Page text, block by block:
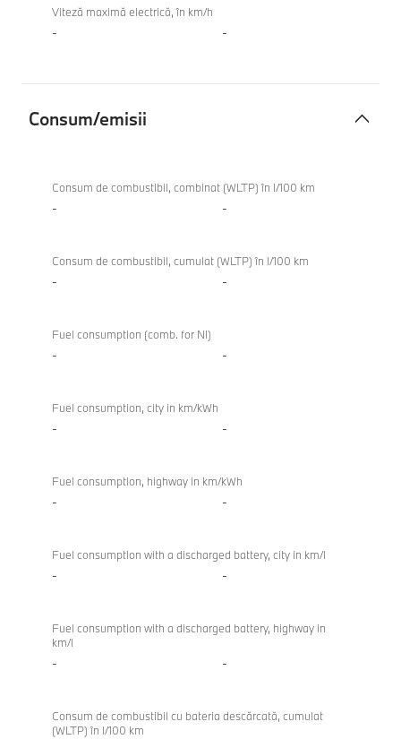
Viteză maximă electrică, în km/h
- -
Consum/emisii
Consum de combustibil, combinat (WLTP) în l/100 km
- -
Consum de combustibil, cumulat (WLTP) în l/100 km
- -
Fuel consumption (comb. for NI)
- -
Fuel consumption, city in km/kWh
- -
Fuel consumption, highway in km/kWh
- -
Fuel consumption with a discharged battery, city in km/l
- -
Fuel consumption with a discharged battery, highway in
km/l
- -
Consum de combustibil cu bateria descărcată, cumulat
(WLTP) în l/100 km